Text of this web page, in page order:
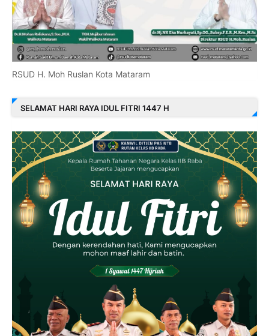
RSUD H. Moh Ruslan Kota Mataram
SELAMAT HARI RAYA IDUL FITRI 1447 H